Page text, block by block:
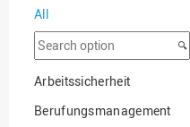
All
Search
option
Arbeitssicherheit
Berufungsmanagement